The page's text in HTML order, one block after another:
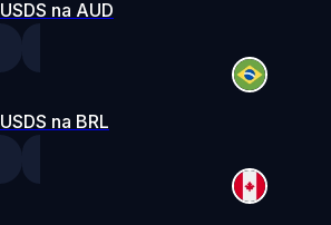
USDS na AUD
USDS na BRL